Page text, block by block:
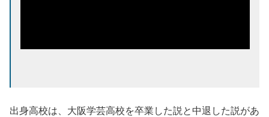
出身高校は、大阪学芸高校を卒業した説と中退した説があ